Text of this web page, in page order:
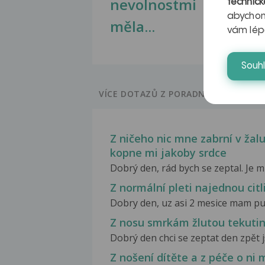
nevolnostmi
měla...
VÍCE DOTAZŮ Z PORADNY
Z ničeho nic mne zabrní v
kopne mi jakoby srdce
Dobrý den, rád bych se zeptal. Je
Z normální pleti najednou
Dobry den, uz asi 2 mesice mam
Z nosu smrkám žlutou
Dobrý den chci se zeptat den
Z nošení dítěte a z péče o ni
vám